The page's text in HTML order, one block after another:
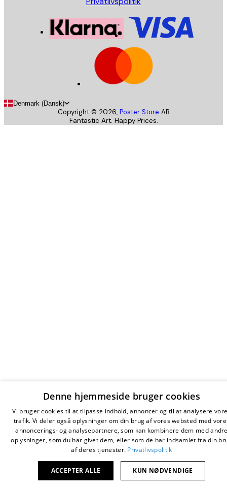
Denmark (Dansk)
Copyright © 2026, Poster Store AB
Fantastic Art. Happy Prices.
Denne hjemmeside bruger cookies
Vi bruger cookies til at tilpasse indhold, annoncer og til at analysere
trafik. Vi deler også oplysninger om din brug af vores websted med
annoncerings- og analysepartnere, som kan kombinere dem med
oplysninger, som du har givet dem, eller som de har indsamlet fra din
af deres tjenester. Privatlivspolitik
ACCEPTER ALLE KUN NØDVENDIGE